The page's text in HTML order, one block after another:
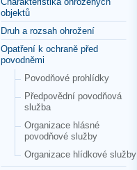
objektů
Druh a rozsah ohrožení
Opatření k ochraně před
povodněmi
Povodňové prohlídky
Předpovědní povodňová
služba
Organizace hlásné
povodňové služby
Organizace hlídkové služby